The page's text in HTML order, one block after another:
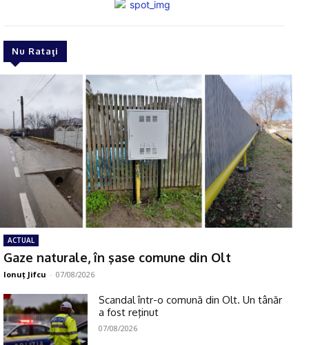
Nu Rataţi
ACTUAL
Gaze naturale, în şase comune din Olt
Ionuţ Jifcu - 07/08/2026
Scandal într-o comună din Olt. Un tânăr
a fost reţinut
07/08/2026